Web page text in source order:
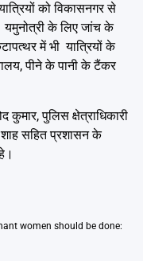
को विकासनगर से
के लिए जांच के
में भी यात्रियों के
पीने के पानी के टैंकर
कुमार, पुलिस क्षेत्राधिकारी
सहित प्रशासन के
women should be done: